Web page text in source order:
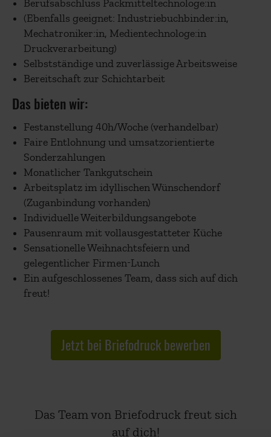
Berufsabschluss Packmittel­technologe:in
(Ebenfalls geeignet: Industriebuchbinder:in,
Mechatroniker:in, Medientechnologe:in
Druckverarbeitung)
Selbstständige und zuverlässige Arbeitsweise
Bereitschaft zur Schichtarbeit
Das bieten wir:
Festanstellung 40h/Woche (verhandelbar)
Faire Entlohnung und umsatzorientierte
Sonderzahlungen
Monatlicher Tankgutschein
Arbeitsplatz im idyllischen Wünschendorf
(Zuganbindung vorhanden)
Individuelle Weiterbildungsangebote
Pausenraum mit vollausgestatteter Küche
Sensationelle Weihnachtsfeiern und
gelegentlicher Firmen-Lunch
Ein aufgeschlossenes Team, dass sich auf dich
freut!
Jetzt bei Briefodruck bewerben
Das Team von Briefodruck freut sich
auf dich!